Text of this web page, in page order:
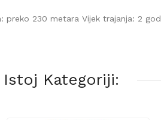
preko 230 metara Vijek trajanja: 2
Istoj Kategoriji: